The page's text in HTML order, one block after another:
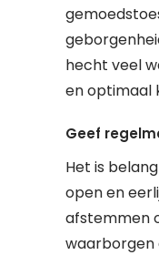
hecht veel
en optimaal
Geef
Het is
open en
afstemmen
waarborgen